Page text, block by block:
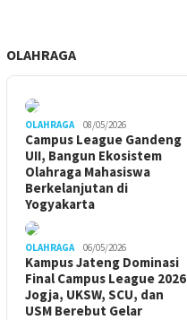
OLAHRAGA
OLAHRAGA 08/05/2026
Campus League Gandeng
UII, Bangun Ekosistem
Olahraga Mahasiswa
Berkelanjutan di
Yogyakarta
OLAHRAGA 06/05/2026
Kampus Jateng Dominasi
Final Campus League 2026
Jogja, UKSW, SCU, dan
USM Berebut Gelar